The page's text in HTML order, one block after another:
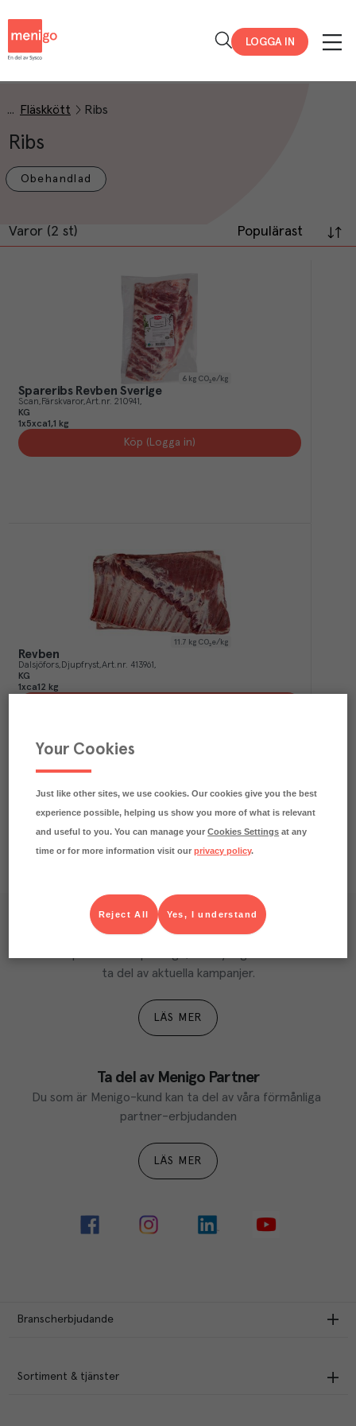
LOGGA IN
Fläskkött Ribs
Ribs
Obehandlad
Varor (2 st) Populärast
6 kg CO₂e/kg
Spareribs Revben Sverige
Scan Färskvaror Art.nr. 210941
KG
1x5xca1,1 kg
Köp (Logga in)
11.7 kg CO₂e/kg
Revben
Dalsjöfors Djupfryst Art.nr. 413961
KG
1xca12 kg
Våra kundtidningar
ta del av aktuella kampanjer.
LÄS MER
Ta del av Menigo Partner
Du som är Menigo-kund kan ta del av våra förmånliga
partner-erbjudanden
LÄS MER
Branscherbjudande
Sortiment & tjänster
Your Cookies
Just like other sites, we use cookies. Our cookies give you the best
experience possible, helping us show you more of what is relevant
and useful to you. You can manage yourCookies Settings at any
time or for more information visit ourprivacy policy.
Yes, I understand
Reject All